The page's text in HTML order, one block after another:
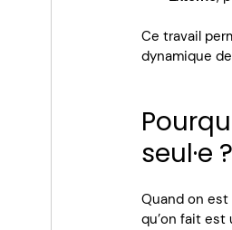
Ce travail
dynamique
seul·e ?
Quand on
qu’on fait